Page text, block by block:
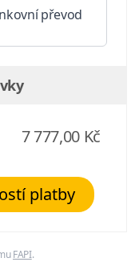
převod
7 777,00 Kč
platby
FAPI.